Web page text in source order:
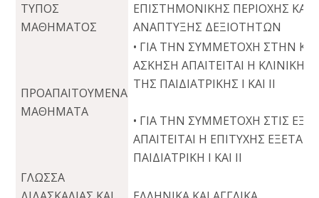
ΤΥΠΟΣ
ΜΑΘΗΜΑΤΟΣ
ΕΠΙΣΤΗΜΟΝΙΚΗΣ ΠΕΡΙΟΧΗΣ ΚΑΙ
ΑΝΑΠΤΥΞΗΣ ΔΕΞΙΟΤΗΤΩΝ
ΠΡΟΑΠΑΙΤΟΥΜΕΝΑ
ΜΑΘΗΜΑΤΑ
• ΓΙΑ ΤΗΝ ΣΥΜΜΕΤΟΧΗ ΣΤΗΝ
ΑΣΚΗΣΗ ΑΠΑΙΤΕΙΤΑΙ Η ΚΛΙΝΙΚΗ
ΤΗΣ ΠΑΙΔΙΑΤΡΙΚΗΣ Ι ΚΑΙ ΙΙ
• ΓΙΑ ΤΗΝ ΣΥΜΜΕΤΟΧΗ ΣΤΙΣ
ΑΠΑΙΤΕΙΤΑΙ Η ΕΠΙΤΥΧΗΣ
ΠΑΙΔΙΑΤΡΙΚΗ Ι ΚΑΙ ΙΙ
ΓΛΩΣΣΑ